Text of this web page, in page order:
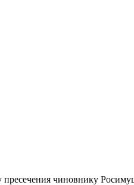
пресечения чиновнику